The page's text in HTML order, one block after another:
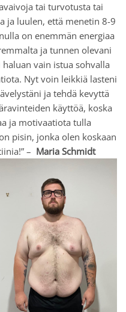
tai turvotusta tai
ja luulen, että menetin 8-9
on enemmän energiaa
ja tunnen olevani
vain istua sohvalla
Nyt voin leikkiä lasteni
ja tehdä kevyttä
käyttöä, koska
ja motivaatiota tulla
pisin, jonka olen koskaan
– Maria Schmidt